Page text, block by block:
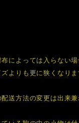
によっては入らない
よりも更に狭くなり
送方法の変更は出来兼